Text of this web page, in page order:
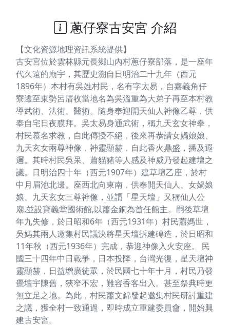
蔥仔寮古安宮 介紹
【文化資源地理資訊系統提供】
古安宮位於雲林縣元長鄉山內村蔥仔寮部落，是一座年
代久遠的廟宇，其歷史溯自日明治二十九年（西元
1896年）本村有吳姓村民，名有字太易，自嘉義角仔
寮遷至東勢呂厝收當地名為吳溫重為大弟子再至本村教
導武術、法術、醫術。隨身奉迎開天仙人神像乙尊，供
奉自宅日夜膜拜。吳太易身通武術，稱九天玄女神拳，
村民慕名求教，自此傳授不絕，後來再恭請女媧娘娘、
九天玄女兩尊神像，神靈顯赫，自此香火鼎盛，播及遐
邇。其時村民吳呆、蕭貓豬等人感及神威乃發起建壇之
議。日明治四十年（西元1907年）建草壇乙座，於村
中月眉池北邊。座西北向東南，供奉開天仙人、女媧娘
娘、九天玄女三尊神像，並謂「星天壇」又稱仙人公
廟,並設寶義堂國術館,以蕭金銅為首任館主。嗣後草壇
年九失修，於日昭和6年（西元1931年）村民蕭媽世，
吳媽其兩人邀集村民議決將星天壇拆建磚造，於日昭和
11年秋（西元1936年）完成，恭迎神像入火安座。 民
國三十四年中日戰爭，日本投降，台灣光復，星天壇神
靈顯赫，日益增廣徒眾，於民國七十年十月，村民乃發
覺壇宇陳舊，狹窄不宏，難容香客出入。甚至祭典時更
無立足之地。為此，村民蕭文錦發起邀集村民研討重建
之議，獲全村一致通過，即時成立重建委員會，開始興
建古安宮。